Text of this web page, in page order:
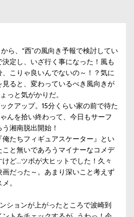
ら、“西”の風向き予報で検討してい
定し、いざ行く事になった！風も
こりゃ良いんでないの～！？気に
ると、変わっているべき風向きが
っと気がかりだ。
クアップ。15分くらい家の前で待た
んを拾い終わって、今日もサーフ
湘南脱出開始！
俺たちフィギュアスケーター』とい
と無いであろうマイナーなコメデ
ど…ツボが大ヒットでした！久々
だった～。あまり深いこと考えず
。
ションが上がったところで波崎到